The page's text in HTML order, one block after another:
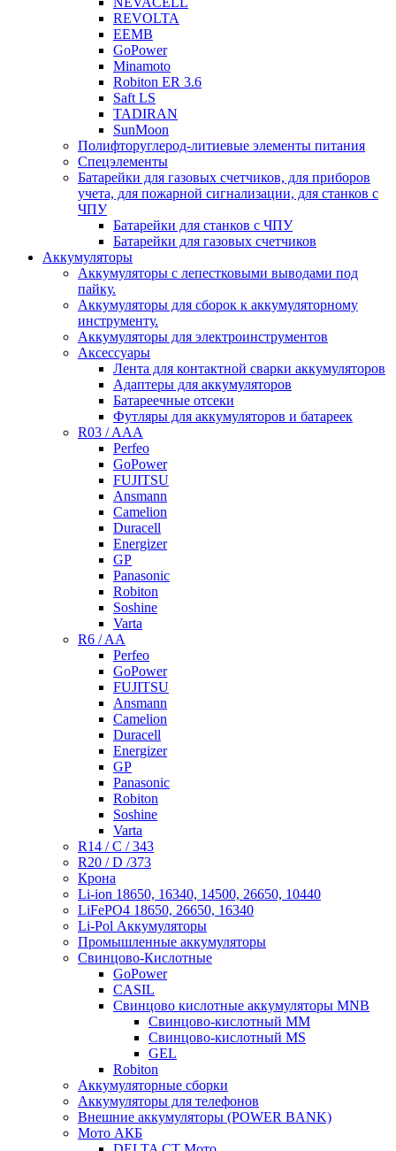
REVOLTA
EEMB
GoPower
Minamoto
Robiton ER 3.6
Saft LS
TADIRAN
SunMoon
Полифторуглерод-литиевые элементы питания
Спецэлементы
Батарейки для газовых счетчиков, для приборов
учета, для пожарной сигнализации, для станков с
ЧПУ
Батарейки для станков с ЧПУ
Батарейки для газовых счетчиков
Аккумуляторы
Аккумуляторы с лепестковыми выводами под
пайку.
Аккумуляторы для сборок к аккумуляторному
инструменту.
Аккумуляторы для электроинструментов
Аксессуары
Лента для контактной сварки аккумуляторов
Адаптеры для аккумуляторов
Батареечные отсеки
Футляры для аккумуляторов и батареек
R03 / AAA
Perfeo
GoPower
FUJITSU
Ansmann
Camelion
Duracell
Energizer
GP
Panasonic
Robiton
Soshine
Varta
R6 / AA
Perfeo
GoPower
FUJITSU
Ansmann
Camelion
Duracell
Energizer
GP
Panasonic
Robiton
Soshine
Varta
R14 / C / 343
R20 / D /373
Крона
Li-ion 18650, 16340, 14500, 26650, 10440
LiFePO4 18650, 26650, 16340
Li-Pol Аккумуляторы
Промышленные аккумуляторы
Свинцово-Кислотные
GoPower
CASIL
Свинцово кислотные аккумуляторы MNB
Cвинцово-кислотный MM
Cвинцово-кислотный MS
GEL
Robiton
Аккумуляторные сборки
Аккумуляторы для телефонов
Внешние аккумуляторы (POWER BANK)
Мото АКБ